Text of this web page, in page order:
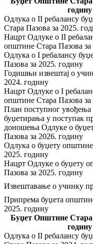
годину
Одлука о II ребалансу
Стара Пазова за 2025.
Нацрт Одлуке о II
општине Стара Пазова
Одлука о I ребалансу
Пазова за 2025. годину
Годишњи извештај о
2024. годину
Нацрт Одлуке о I
општине Стара Пазова
План поступног увођења
буџетирања у поступак
доношења Одлуке о
Пазова за 2026. годину
Одлука о буџету
2025. годину
Нацрт Одлуке о буџету
Пазова за 2025. годину
Извештавање о учинку
Припрема буџета
2025. годину
Буџет Општине Стара
годину
Одлука о II ребалансу